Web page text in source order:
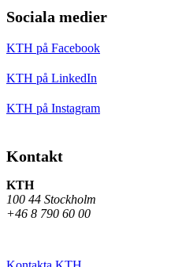
Sociala medier
KTH på Facebook
KTH på LinkedIn
KTH på Instagram
Kontakt
KTH
100 44 Stockholm
+46 8 790 60 00